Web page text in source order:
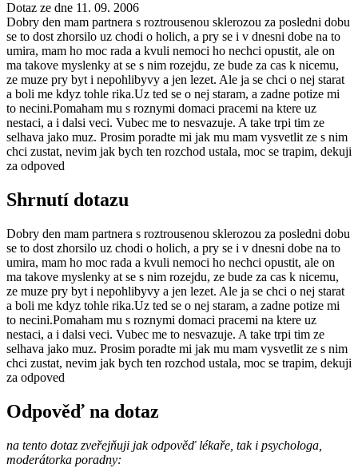
Dotaz ze dne 11. 09. 2006
Dobry den mam partnera s roztrousenou sklerozou za posledni dobu
se to dost zhorsilo uz chodi o holich, a pry se i v dnesni dobe na to
umira, mam ho moc rada a kvuli nemoci ho nechci opustit, ale on
ma takove myslenky at se s nim rozejdu, ze bude za cas k nicemu,
ze muze pry byt i nepohlibyvy a jen lezet. Ale ja se chci o nej starat
a boli me kdyz tohle rika.Uz ted se o nej staram, a zadne potize mi
to necini.Pomaham mu s roznymi domaci pracemi na ktere uz
nestaci, a i dalsi veci. Vubec me to nesvazuje. A take trpi tim ze
selhava jako muz. Prosim poradte mi jak mu mam vysvetlit ze s nim
chci zustat, nevim jak bych ten rozchod ustala, moc se trapim, dekuji
za odpoved
Shrnutí dotazu
Dobry den mam partnera s roztrousenou sklerozou za posledni dobu
se to dost zhorsilo uz chodi o holich, a pry se i v dnesni dobe na to
umira, mam ho moc rada a kvuli nemoci ho nechci opustit, ale on
ma takove myslenky at se s nim rozejdu, ze bude za cas k nicemu,
ze muze pry byt i nepohlibyvy a jen lezet. Ale ja se chci o nej starat
a boli me kdyz tohle rika.Uz ted se o nej staram, a zadne potize mi
to necini.Pomaham mu s roznymi domaci pracemi na ktere uz
nestaci, a i dalsi veci. Vubec me to nesvazuje. A take trpi tim ze
selhava jako muz. Prosim poradte mi jak mu mam vysvetlit ze s nim
chci zustat, nevim jak bych ten rozchod ustala, moc se trapim, dekuji
za odpoved
Odpověď na dotaz
na tento dotaz zveřejňuji jak odpověď lékaře, tak i psychologa,
moderátorka poradny: